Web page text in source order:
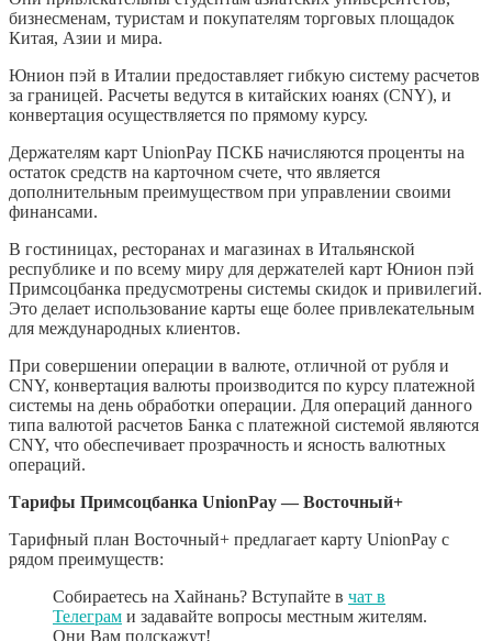
бизнесменам, туристам и покупателям торговых площадок
Китая, Азии и мира.
Юнион пэй в Италии предоставляет гибкую систему расчетов
за границей. Расчеты ведутся в китайских юанях (CNY), и
конвертация осуществляется по прямому курсу.
Держателям карт UnionPay ПСКБ начисляются проценты на
остаток средств на карточном счете, что является
дополнительным преимуществом при управлении своими
финансами.
В гостиницах, ресторанах и магазинах в Итальянской
республике и по всему миру для держателей карт Юнион пэй
Примсоцбанка предусмотрены системы скидок и привилегий.
Это делает использование карты еще более привлекательным
для международных клиентов.
При совершении операции в валюте, отличной от рубля и
CNY, конвертация валюты производится по курсу платежной
системы на день обработки операции. Для операций данного
типа валютой расчетов Банка с платежной системой являются
CNY, что обеспечивает прозрачность и ясность валютных
операций.
Тарифы Примсоцбанка UnionPay — Восточный+
Тарифный план Восточный+ предлагает карту UnionPay с
рядом преимуществ:
Собираетесь на Хайнань? Вступайте в чат в
Телеграм и задавайте вопросы местным жителям.
Они Вам подскажут!